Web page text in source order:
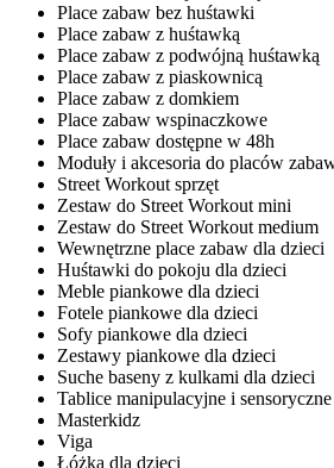
Place zabaw bez huśtawki
Place zabaw z huśtawką
Place zabaw z podwójną huśtawką
Place zabaw z piaskownicą
Place zabaw z domkiem
Place zabaw wspinaczkowe
Place zabaw dostępne w 48h
Moduły i akcesoria do placów
Street Workout sprzęt
Zestaw do Street Workout mini
Zestaw do Street Workout medium
Wewnętrzne place zabaw dla dzieci
Huśtawki do pokoju dla dzieci
Meble piankowe dla dzieci
Fotele piankowe dla dzieci
Sofy piankowe dla dzieci
Zestawy piankowe dla dzieci
Suche baseny z kulkami dla dzieci
Tablice manipulacyjne i
Masterkidz
Viga
Łóżka dla dzieci